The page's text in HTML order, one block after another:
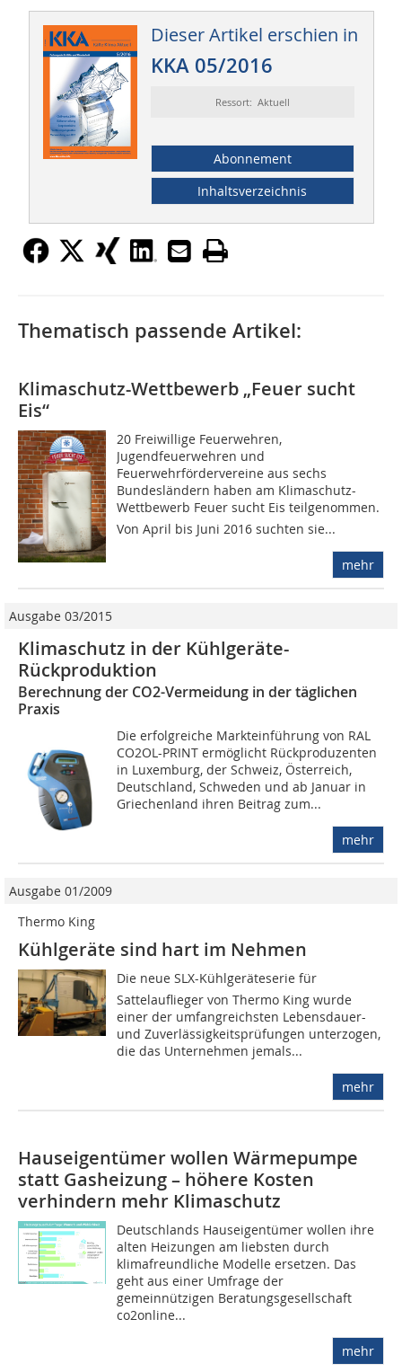
Dieser Artikel erschien in
KKA 05/2016
Ressort: Aktuell
Abonnement
Inhaltsverzeichnis
Thematisch passende Artikel:
Klimaschutz-Wettbewerb „Feuer sucht
Eis“
20 Freiwillige Feuerwehren,
Jugendfeuerwehren und
Feuerwehrfördervereine aus sechs
Bundesländern haben am Klimaschutz-
Wettbewerb Feuer sucht Eis teilgenommen.
Von April bis Juni 2016 suchten sie...
mehr
Ausgabe 03/2015
Klimaschutz in der Kühlgeräte-
Rückproduktion
Berechnung der CO2-Vermeidung in der täglichen
Praxis
Die erfolgreiche Markteinführung von RAL
CO2OL-PRINT ermöglicht Rückproduzenten
in Luxemburg, der Schweiz, Österreich,
Deutschland, Schweden und ab Januar in
Griechenland ihren Beitrag zum...
mehr
Ausgabe 01/2009
Thermo King
Kühlgeräte sind hart im Nehmen
Die neue SLX-Kühlgeräteserie für
Sattelauflieger von Thermo King wurde
einer der umfangreichsten Lebensdauer-
und Zuverlässigkeitsprüfungen unterzogen,
die das Unternehmen jemals...
mehr
Hauseigentümer wollen Wärmepumpe
statt Gasheizung – höhere Kosten
verhindern mehr Klimaschutz
Deutschlands Hauseigentümer wollen ihre
alten Heizungen am liebsten durch
klimafreundliche Modelle ersetzen. Das
geht aus einer Umfrage der
gemeinnützigen Beratungsgesellschaft
co2online...
mehr